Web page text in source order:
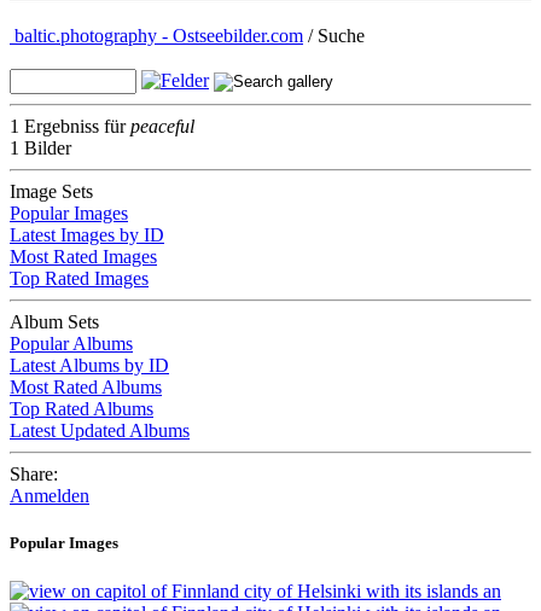
baltic.photography - Ostseebilder.com / Suche
1 Ergebniss fürpeaceful
1 Bilder
Image Sets
Popular Images
Latest Images by ID
Most Rated Images
Top Rated Images
Album Sets
Popular Albums
Latest Albums by ID
Most Rated Albums
Top Rated Albums
Latest Updated Albums
Share:
Anmelden
Popular Images